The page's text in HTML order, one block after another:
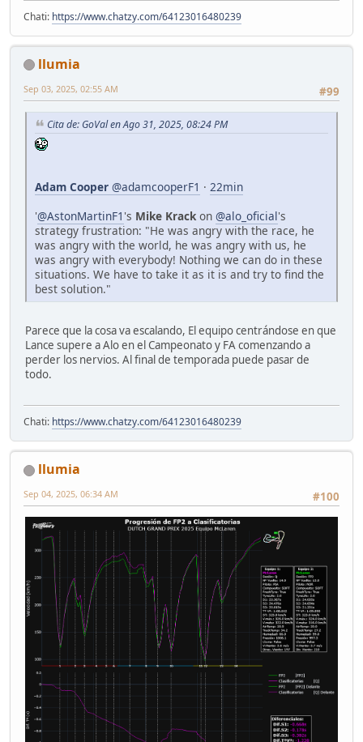
Chati: https://www.chatzy.com/64123016480239
llumia
#99
Sep 03, 2025, 02:55 AM
Cita de: GoVal en Ago 31, 2025, 08:24 PM
Adam Cooper @adamcooperF1 · 22min
'@AstonMartinF1 's Mike Krack on @alo_oficial's
strategy frustration: "He was angry with the race, he
was angry with the world, he was angry with us, he
was angry with everybody! Nothing we can do in these
situations. We have to take it as it is and try to find the
best solution."
Parece que la cosa va escalando, El equipo centrándose en que
Lance supere a Alo en el Campeonato y FA comenzando a
perder los nervios. Al final de temporada puede pasar de
todo.
Chati: https://www.chatzy.com/64123016480239
llumia
#100
Sep 04, 2025, 06:34 AM